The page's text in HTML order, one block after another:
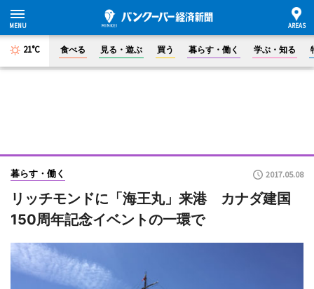
21°C 食べる 見る・遊ぶ 買う 暮らす・働く 学ぶ・知る
暮らす・働く 2017.05.08
リッチモンドに「海王丸」来港 カナダ建国
150周年記念イベントの一環で